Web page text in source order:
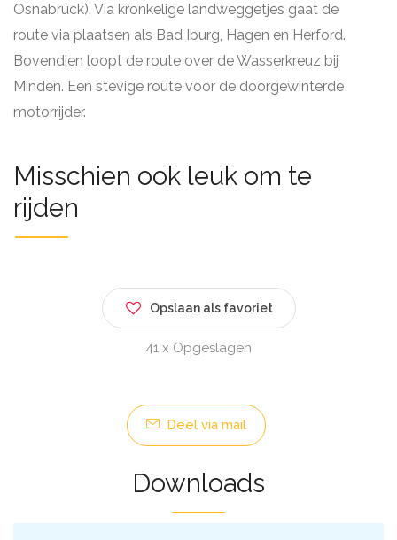
Osnabrück). Via kronkelige landweggetjes gaat de
route via plaatsen als Bad Iburg, Hagen en Herford.
Bovendien loopt de route over de Wasserkreuz bij
Minden. Een stevige route voor de doorgewinterde
motorrijder.
Misschien ook leuk om te
rijden
Opslaan als favoriet
41 x Opgeslagen
Deel via mail
Downloads